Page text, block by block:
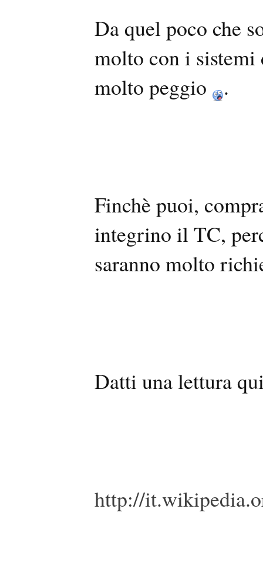
Da quel poco che
molto con i
molto peggio
.
Finchè puoi,
integrino il TC,
saranno molto
Datti una lettura
http://